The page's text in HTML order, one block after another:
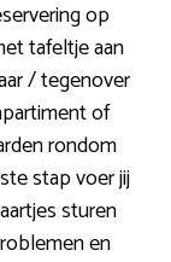
op
tafeltje aan
/ tegenover
of
rondom
stap voer jij
sturen
en